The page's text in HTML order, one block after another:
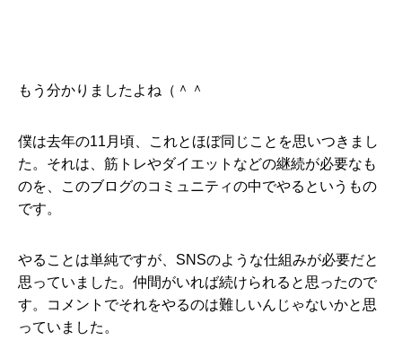
もう分かりましたよね（＾＾
僕は去年の11月頃、これとほぼ同じことを思いつきまし
た。それは、筋トレやダイエットなどの継続が必要なも
のを、このブログのコミュニティの中でやるというもの
です。
やることは単純ですが、SNSのような仕組みが必要だと
思っていました。仲間がいれば続けられると思ったので
す。コメントでそれをやるのは難しいんじゃないかと思
っていました。